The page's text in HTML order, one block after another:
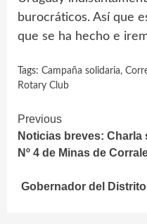
burocráticos. Así que
que se ha hecho e
Tags: Campaña solidaria,
Rotary Club
Continue
Reading
Previous
Noticias breves:
Nº 4 de Minas de
Gobernador del